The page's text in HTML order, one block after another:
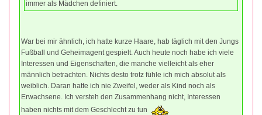
immer als Mädchen definiert.
War bei mir ähnlich, ich hatte kurze Haare, hab täglich mit den Jungs
Fußball und Geheimagent gespielt. Auch heute noch habe ich viele
Interessen und Eigenschaften, die manche vielleicht als eher
männlich betrachten. Nichts desto trotz fühle ich mich absolut als
weiblich. Daran hatte ich nie Zweifel, weder als Kind noch als
Erwachsene. Ich versteh den Zusammenhang nicht, Interessen
haben nichts mit dem Geschlecht zu tun